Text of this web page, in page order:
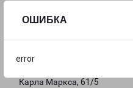
ОШИБКА
error
Карла Маркса, 61/5